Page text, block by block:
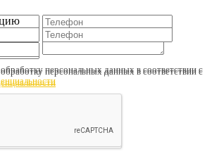
персональных данных в соответствии с
персональных данных в соответствии с